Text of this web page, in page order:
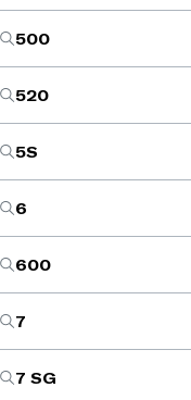
500
520
5S
6
600
7
7 SG